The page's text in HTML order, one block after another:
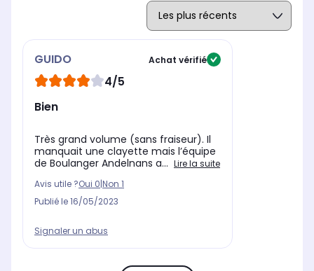
GUIDO Achat vérifié
4/5
Bien
Très grand volume (sans fraiseur). Il
manquait une clayette mais l’équipe
de Boulanger Andelnans a... Lire la suite
Avis utile ?Oui 0 Non 1
Publié le16/05/2023
Signaler un abus